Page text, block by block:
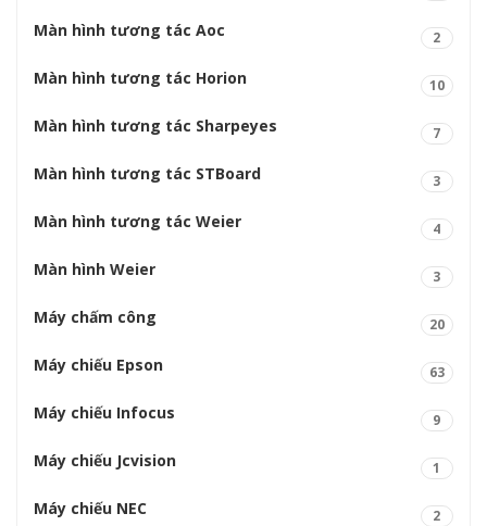
Màn hình tương tác Aoc 2
Màn hình tương tác Horion 10
Màn hình tương tác Sharpeyes 7
Màn hình tương tác STBoard 3
Màn hình tương tác Weier 4
Màn hình Weier 3
Máy chấm công 20
Máy chiếu Epson 63
Máy chiếu Infocus 9
Máy chiếu Jcvision 1
Máy chiếu NEC 2